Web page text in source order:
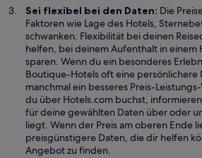
Sei flexibel bei den Daten: Die
Faktoren wie Lage des Hotels,
schwanken. Flexibilität bei deinen
helfen, bei deinem Aufenthalt in einem
sparen. Wenn du ein besonderes
Boutique-Hotels oft eine persönlichere
manchmal ein besseres Preis-
du über Hotels.com buchst,
für deine gewählten Daten über oder
liegt. Wenn der Preis am oberen Ende
preisgünstigere Daten, die dir helfen
Angebot zu finden.